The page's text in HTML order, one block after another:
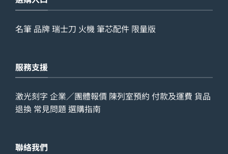
名筆 品牌瑞士刀 火機 筆芯配件 限量版
服務支援
激光刻字 企業／團體報價 陳列室預約 付款及運費 貨品
退換 常見問題 選購指南
聯絡我們